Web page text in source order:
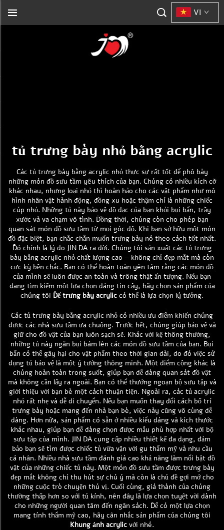
VI
tủ trưng bày nhỏ bằng acrylic
Các tủ trưng bày bằng acrylic nhỏ thực sự rất tốt để phô bày
những món đồ sưu tầm yêu thích của bạn. Chúng có nhiều kích cỡ
khác nhau, nhưng loại nhỏ thì hoàn hảo cho các vật phẩm như mô
hình nhân vật hành động, đồng xu hoặc thậm chí là những chiếc
cúp nhỏ. Những tủ này bảo vệ đồ đạc của bạn khỏi bụi bẩn, trầy
xước và va chạm vô tình. Đồng thời, chúng còn cho phép bạn
quan sát món đồ sưu tầm từ mọi góc độ. Khi bạn sở hữu một món
đồ đặc biệt, bạn chắc chắn muốn trưng bày nó theo cách tốt nhất.
Đó chính là lý do JIN DA ra đời. Chúng tôi sản xuất các tủ trưng
bày bằng acrylic nhỏ chất lượng cao — không chỉ đẹp mắt mà còn
cực kỳ bền chắc. Bạn có thể hoàn toàn yên tâm rằng các món đồ
của mình sẽ luôn được an toàn và trông thật ấn tượng. Nếu bạn
đang tìm kiếm một lựa chọn đáng tin cậy, hãy chọn sản phẩm của
chúng tôi Đế trưng bày acrylic có thể là lựa chọn lý tưởng.
Các tủ trưng bày bằng acrylic nhỏ có nhiều ưu điểm khiến chúng
được các nhà sưu tầm ưa chuộng. Trước hết, chúng giúp bảo vệ và
giữ cho đồ vật của bạn luôn sạch sẽ. Khác với kệ thông thường,
những tủ này ngăn bụi bám lên các món đồ sưu tầm của bạn. Bụi
bẩn có thể gây hại cho vật phẩm theo thời gian dài, do đó việc sử
dụng tủ bảo vệ là một ý tưởng thông minh. Một điểm cộng khác là
chúng hoàn toàn trong suốt, giúp bạn dễ dàng quan sát đồ vật
mà không cần lấy ra ngoài. Bạn có thể thưởng ngoạn bộ sưu tập và
giới thiệu với bạn bè một cách thuận tiện. Ngoài ra, các tủ acrylic
nhỏ rất nhẹ và dễ di chuyển. Nếu bạn muốn thay đổi cách bố trí
trưng bày hoặc mang đến nhà bạn bè, việc này cũng vô cùng dễ
dàng. Hơn nữa, sản phẩm có sẵn ở nhiều kiểu dáng và kích thước
khác nhau, giúp bạn dễ dàng chọn được mẫu phù hợp nhất với bộ
sưu tập của mình. JIN DA cung cấp nhiều thiết kế đa dạng, đảm
bảo bạn sẽ tìm được chiếc tủ vừa vặn với gu thẩm mỹ và nhu cầu
cá nhân. Nhiều nhà sưu tầm đánh giá cao khả năng làm nổi bật đồ
vật của những chiếc tủ này. Một món đồ sưu tầm được trưng bày
đẹp mắt không chỉ thu hút sự chú ý mà còn là chủ đề gợi mở cho
những cuộc trò chuyện thú vị. Cuối cùng, giá thành của chúng
thường thấp hơn so với tủ kính, nên đây là lựa chọn tuyệt vời dành
cho những người quan tâm đến ngân sách. Để có một lựa chọn
mang tính thẩm mỹ cao, hãy cân nhắc sản phẩm của chúng tôi
Khung ảnh acrylic với nhé.